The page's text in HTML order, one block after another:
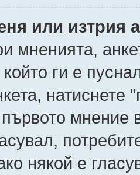
или изтрия
мненията,
който ги е
натиснете
мнение
някой е